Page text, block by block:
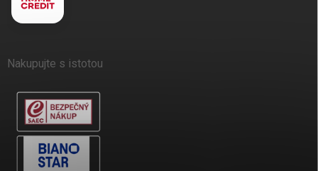
Nakupujte s istotou